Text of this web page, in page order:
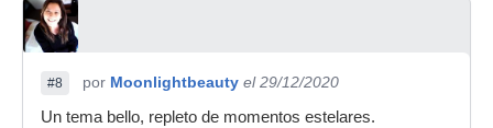
#8 por Moonlightbeauty el 29/12/2020
Un tema bello, repleto de momentos estelares.